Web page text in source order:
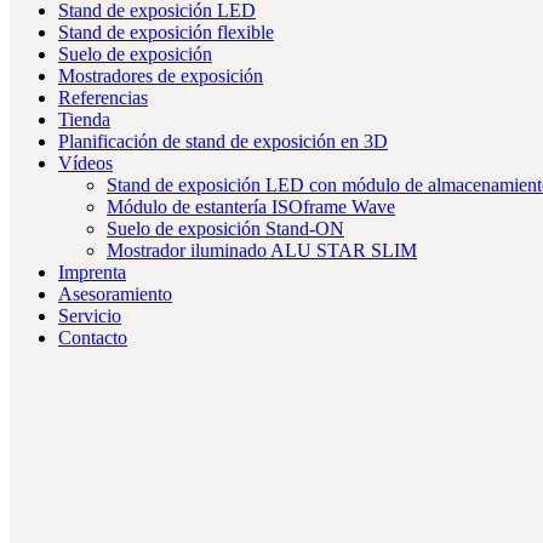
Stand de exposición LED
Stand de exposición flexible
Suelo de exposición
Mostradores de exposición
Referencias
Tienda
Planificación de stand de exposición en 3D
Vídeos
Stand de exposición LED con módulo de
Módulo de estantería ISOframe Wave
Suelo de exposición Stand-ON
Mostrador iluminado ALU STAR SLIM
Imprenta
Asesoramiento
Servicio
Contacto